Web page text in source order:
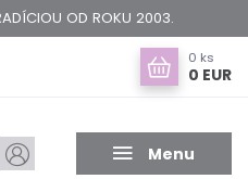
OD ROKU 2003.
Menu
0 ks
0 EUR